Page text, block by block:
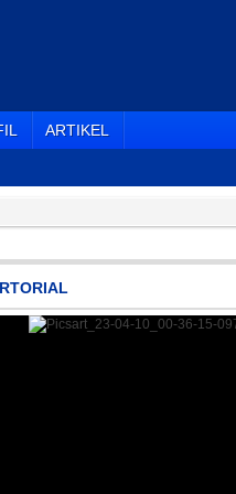
ARTIKEL